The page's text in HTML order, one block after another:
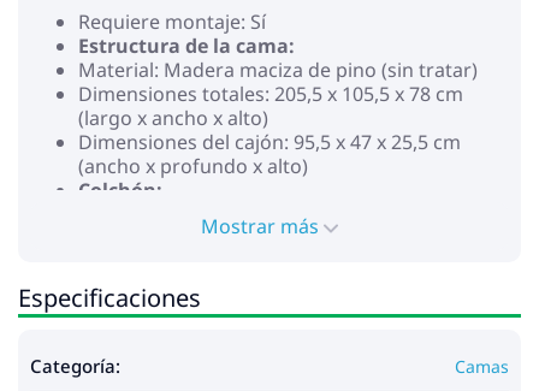
Requiere montaje: Sí
Estructura de la cama:
Material: Madera maciza de pino (sin tratar)
Dimensiones totales: 205,5 x 105,5 x 78 cm
(largo x ancho x alto)
Dimensiones del cajón: 95,5 x 47 x 25,5 cm
(ancho x profundo x alto)
Colchón:
Color: Blanco y gris claro
Material de la cubierta: Tela (100% poliéster)
espuma
Firmeza: Media
x alto)
Mostrar más
Especificaciones
Categoría: Camas